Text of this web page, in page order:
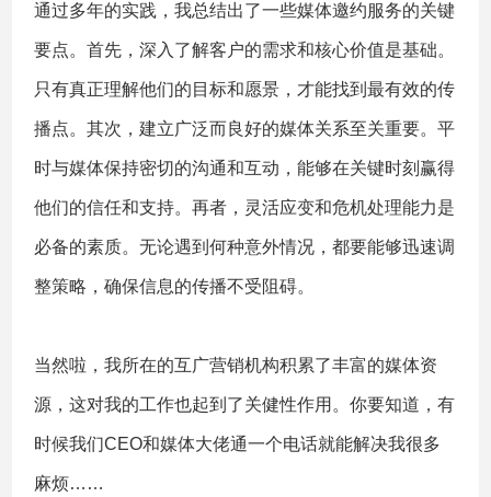
通过多年的实践，我总结出了一些媒体邀约服务的关键
要点。首先，深入了解客户的需求和核心价值是基础。
只有真正理解他们的目标和愿景，才能找到最有效的传
播点。其次，建立广泛而良好的媒体关系至关重要。平
时与媒体保持密切的沟通和互动，能够在关键时刻赢得
他们的信任和支持。再者，灵活应变和危机处理能力是
必备的素质。无论遇到何种意外情况，都要能够迅速调
整策略，确保信息的传播不受阻碍。
当然啦，我所在的互广营销机构积累了丰富的媒体资
源，这对我的工作也起到了关健性作用。你要知道，有
时候我们CEO和媒体大佬通一个电话就能解决我很多
麻烦……